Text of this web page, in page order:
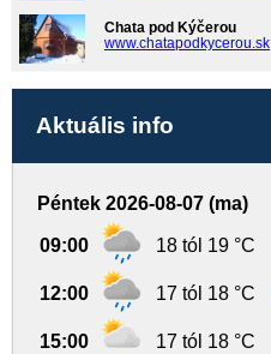
Chata pod Kýčerou
www.chatapodkycerou.sk
Aktuális info
Péntek 2026-08-07 (ma)
09:00 18 tól 19 °C
12:00 17 tól 18 °C
15:00 17 tól 18 °C